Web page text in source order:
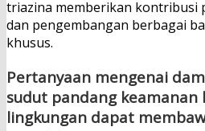
triazina memberikan kontribusi
dan pengembangan berbagai
khusus.
Pertanyaan mengenai
sudut pandang keamanan
lingkungan dapat